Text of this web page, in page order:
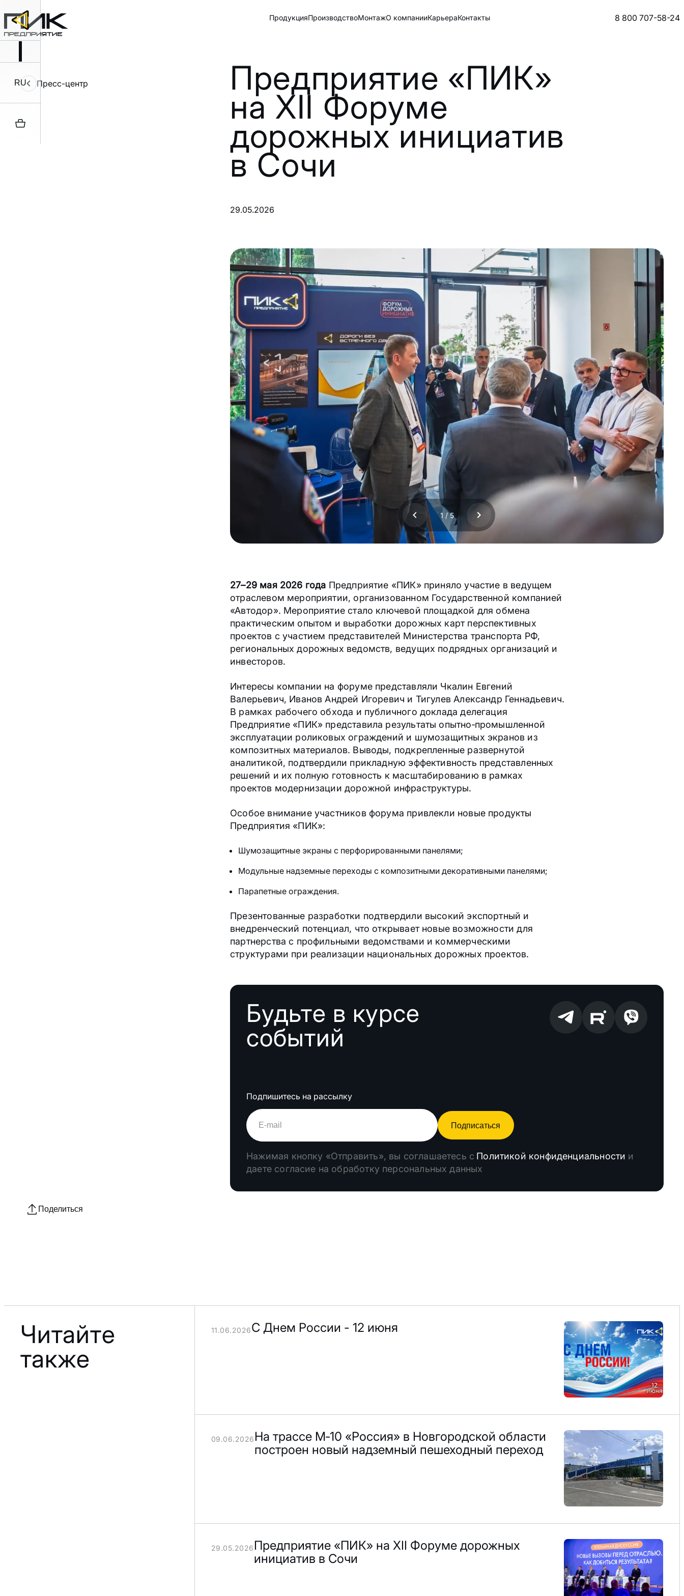
RU
ПродукцияПроизводствоМонтажО компанииКарьераКонтакты 8 800 707-58-24
Пресс-центр
Поделиться
Предприятие «ПИК»
на XII Форуме
дорожных инициатив
в Сочи
29.05.2026
1 /5
27–29 мая 2026 года Предприятие «ПИК» приняло участие в ведущем
отраслевом мероприятии, организованном Государственной компанией
«Автодор». Мероприятие стало ключевой площадкой для обмена
практическим опытом и выработки дорожных карт перспективных
проектов с участием представителей Министерства транспорта РФ,
региональных дорожных ведомств, ведущих подрядных организаций и
инвесторов.
Интересы компании на форуме представляли Чкалин Евгений
Валерьевич, Иванов Андрей Игоревич и Тигулев Александр Геннадьевич.
В рамках рабочего обхода и публичного доклада делегация
Предприятие «ПИК» представила результаты опытно‑промышленной
эксплуатации роликовых ограждений и шумозащитных экранов из
композитных материалов. Выводы, подкрепленные развернутой
аналитикой, подтвердили прикладную эффективность представленных
решений и их полную готовность к масштабированию в рамках
проектов модернизации дорожной инфраструктуры.
Особое внимание участников форума привлекли новые продукты
Предприятия «ПИК»:
Шумозащитные экраны с перфорированными панелями;
Модульные надземные переходы с композитными декоративными панелями;
Парапетные ограждения.
Презентованные разработки подтвердили высокий экспортный и
внедренческий потенциал, что открывает новые возможности для
партнерства с профильными ведомствами и коммерческими
структурами при реализации национальных дорожных проектов.
Будьте в курсе
событий
Подпишитесь на рассылку
Подписаться
Нажимая кнопку «Отправить», вы соглашаетесь с Политикой конфиденциальности и
даете согласие на обработку персональных данных
Читайте
также
11.06.2026С Днем России - 12 июня
09.06.2026 На трассе М‑10 «Россия» в Новгородской области
построен новый надземный пешеходный переход
29.05.2026 Предприятие «ПИК» на XII Форуме дорожных
инициатив в Сочи